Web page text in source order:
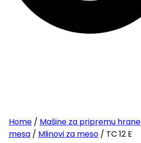
Home / Mašine za pripremu hrane
mesa / Mlinovi za meso / TC 12 E